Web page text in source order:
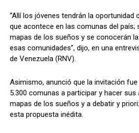
“Allí los jóvenes tendrán la oportunidad
que acontece en las comunas del país;
mapas de los sueños y se conocerán
esas comunidades”, dijo, en una
de Venezuela (RNV).
Asimismo, anunció que la invitación
5.300 comunas a participar y hacer sus
mapas de los sueños y a debatir y
esta propuesta inédita.